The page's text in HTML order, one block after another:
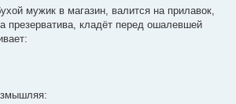
мужик в магазин, валится на прилавок,
презерватива, кладёт перед ошалевшей